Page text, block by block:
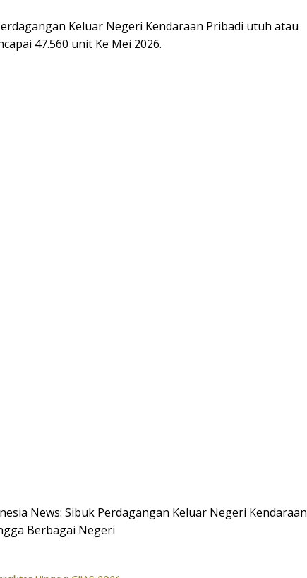
Keluar Negeri Kendaraan Pribadi utuh atau
47.560 unit Ke Mei 2026.
News: Sibuk Perdagangan Keluar Negeri Kendaraan
Berbagai Negeri